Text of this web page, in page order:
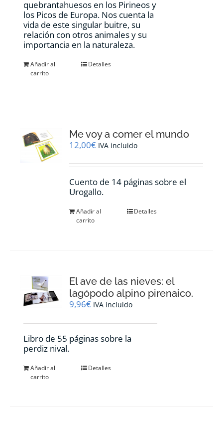
quebrantahuesos en los Pirineos y
los Picos de Europa. Nos cuenta la
vida de este singular buitre, su
relación con otros animales y su
importancia en la naturaleza.
Añadir al
carrito
Detalles
Me voy a comer el mundo
12,00€ IVA incluido
Cuento de 14 páginas sobre el
Urogallo.
Añadir al
carrito
Detalles
El ave de las nieves: el
lagópodo alpino pirenaico.
9,96€ IVA incluido
Libro de 55 páginas sobre la
perdiz nival.
Añadir al
carrito
Detalles